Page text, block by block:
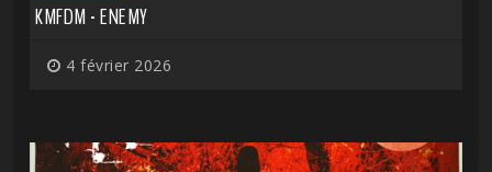
KMFDM - ENEMY
4 février 2026